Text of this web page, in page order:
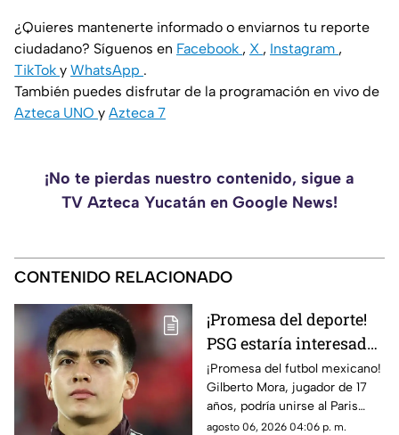
¿Quieres mantenerte informado o enviarnos tu reporte
ciudadano? Síguenos en Facebook , X , Instagram ,
TikTok y WhatsApp .
También puedes disfrutar de la programación en vivo de
Azteca UNO y Azteca 7
¡No te pierdas nuestro contenido, sigue a
TV Azteca Yucatán en Google News!
CONTENIDO RELACIONADO
¡Promesa del deporte!
PSG estaría interesado
en Gilberto Mora meses
antes de cumplir 18
años
¡Promesa del futbol mexicano!
Gilberto Mora, jugador de 17
años, podría unirse al Paris
Saint-Germain. Conoce los
agosto 06, 2026 04:06 p. m.